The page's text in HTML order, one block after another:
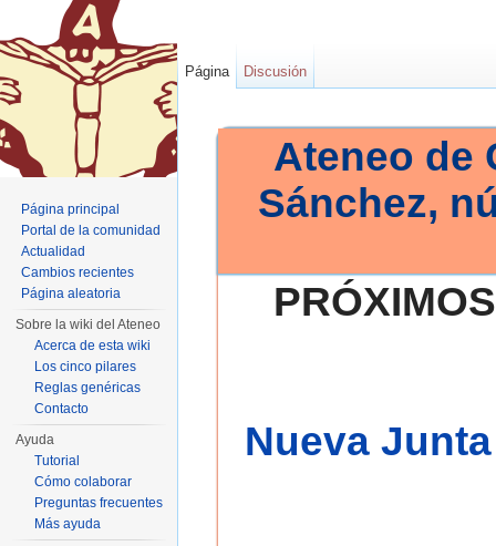
Ateneo de
Sánchez,
Nueva
Página Discusión
Página principal
Portal de la comunidad
Actualidad
Cambios recientes
Página aleatoria
Sobre la wiki del Ateneo
Acerca de esta wiki
Los cinco pilares
Reglas genéricas
Contacto
Ayuda
Tutorial
Cómo colaborar
Preguntas frecuentes
Más ayuda